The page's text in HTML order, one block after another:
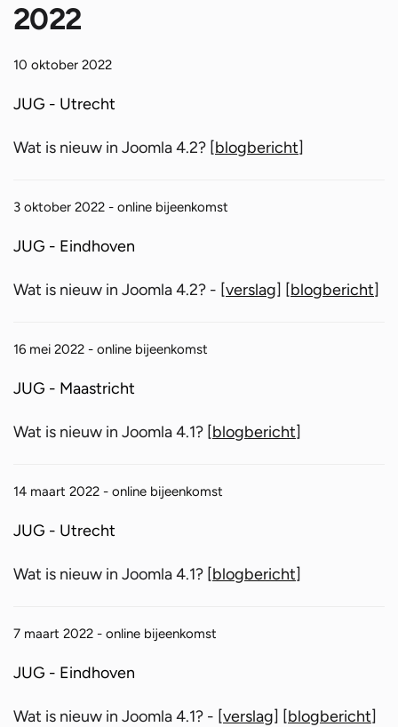
2022
10 oktober 2022
JUG - Utrecht
Wat is nieuw in Joomla 4.2? [blogbericht]
3 oktober 2022 - online bijeenkomst
JUG - Eindhoven
Wat is nieuw in Joomla 4.2? - [verslag] [blogbericht]
16 mei 2022 - online bijeenkomst
JUG - Maastricht
Wat is nieuw in Joomla 4.1? [blogbericht]
14 maart 2022 - online bijeenkomst
JUG - Utrecht
Wat is nieuw in Joomla 4.1? [blogbericht]
7 maart 2022 - online bijeenkomst
JUG - Eindhoven
Wat is nieuw in Joomla 4.1? - [verslag] [blogbericht]